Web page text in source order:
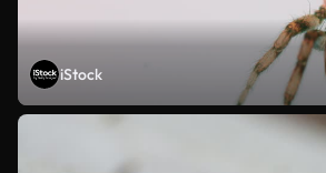
iStock